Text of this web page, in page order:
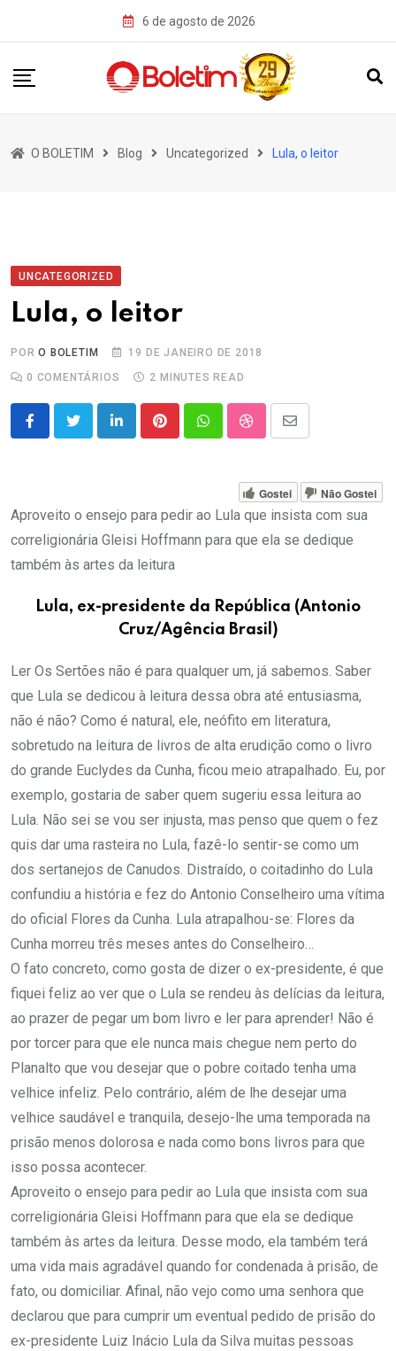
6 de agosto de 2026
O BOLETIM Blog Uncategorized Lula, o leitor
UNCATEGORIZED
Lula, o leitor
PORO BOLETIM
19 DE JANEIRO DE 2018
0 COMENTÁRIOS 2 MINUTES READ
LinkedInPinterestWhatsappStumbleUpon
Share
Email
Gostei Não Gostei
Aproveito o ensejo para pedir ao Lula que insista com sua
correligionária Gleisi Hoffmann para que ela se dedique
também às artes da leitura
Lula, ex-presidente da República (Antonio
Cruz/Agência Brasil)
Ler Os Sertões não é para qualquer um, já sabemos. Saber
que Lula se dedicou à leitura dessa obra até entusiasma,
não é não? Como é natural, ele, neófito em literatura,
sobretudo na leitura de livros de alta erudição como o livro
do grande Euclydes da Cunha, ficou meio atrapalhado. Eu, por
exemplo, gostaria de saber quem sugeriu essa leitura ao
Lula. Não sei se vou ser injusta, mas penso que quem o fez
quis dar uma rasteira no Lula, fazê-lo sentir-se como um
dos sertanejos de Canudos. Distraído, o coitadinho do Lula
confundiu a história e fez do Antonio Conselheiro uma vítima
do oficial Flores da Cunha. Lula atrapalhou-se: Flores da
Cunha morreu três meses antes do Conselheiro…
O fato concreto, como gosta de dizer o ex-presidente, é que
fiquei feliz ao ver que o Lula se rendeu às delícias da leitura,
ao prazer de pegar um bom livro e ler para aprender! Não é
por torcer para que ele nunca mais chegue nem perto do
Planalto que vou desejar que o pobre coitado tenha uma
velhice infeliz. Pelo contrário, além de lhe desejar uma
velhice saudável e tranquila, desejo-lhe uma temporada na
prisão menos dolorosa e nada como bons livros para que
isso possa acontecer.
Aproveito o ensejo para pedir ao Lula que insista com sua
correligionária Gleisi Hoffmann para que ela se dedique
também às artes da leitura. Desse modo, ela também terá
uma vida mais agradável quando for condenada à prisão, de
fato, ou domiciliar. Afinal, não vejo como uma senhora que
declarou que para cumprir um eventual pedido de prisão do
ex-presidente Luiz Inácio Lula da Silva muitas pessoas